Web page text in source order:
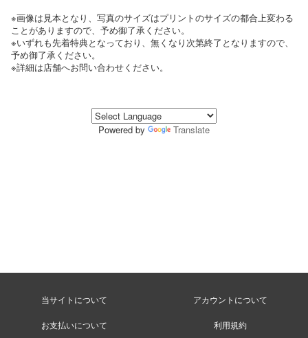
※画像は見本となり、写真のサイズはプリントのサイズの都合上変わる
ことがありますので、予め御了承ください。
※いずれも先着特典となっており、無くなり次第終了となりますので、
予め御了承ください。
※詳細は店舗へお問い合わせください。
Powered by Translate
当サイトについて アカウントについて
お支払いについて 利用規約